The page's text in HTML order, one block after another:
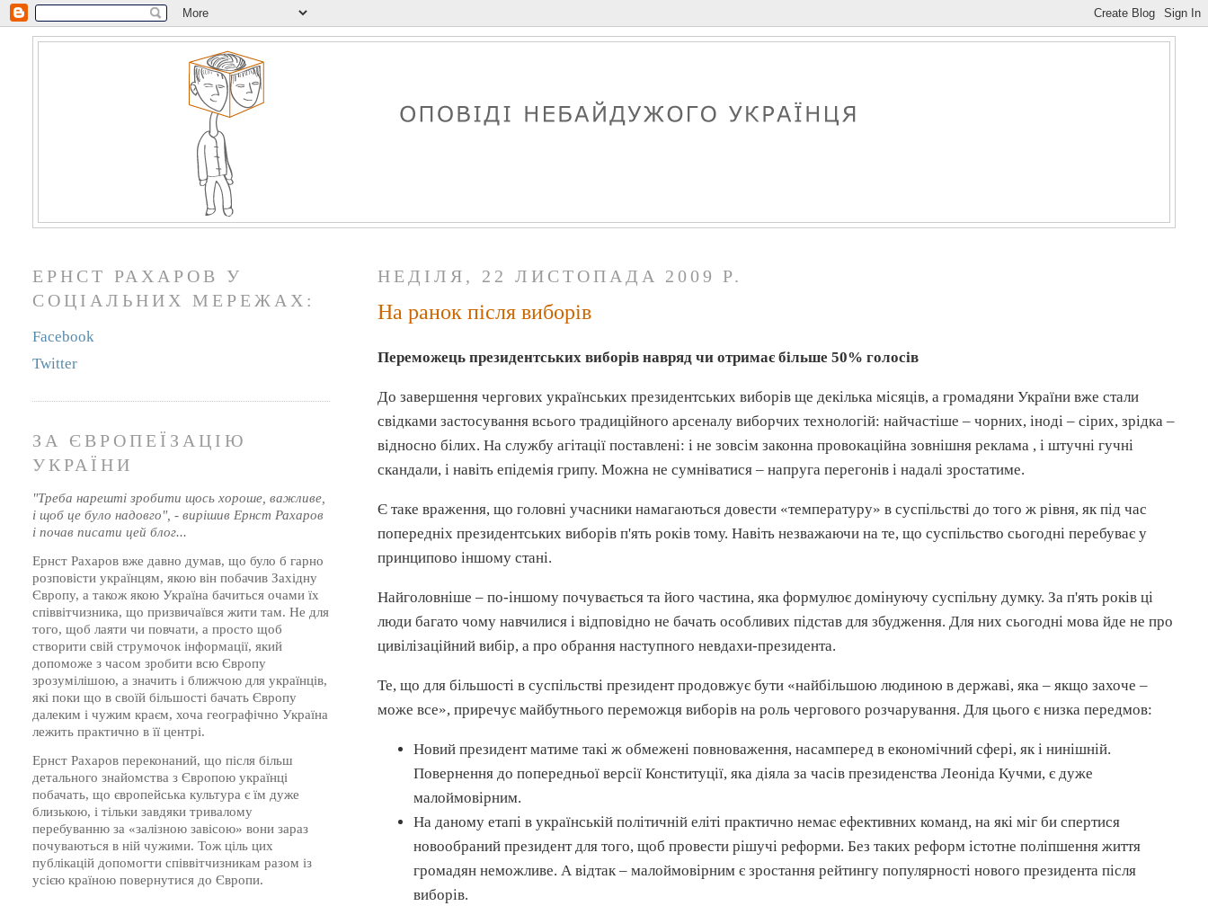
НЕДІЛЯ, 22 ЛИСТОПАДА 2009 Р.
На ранок після виборів
Переможець президентських виборів навряд чи отримає більше 50% голосів
До завершення чергових українських президентських виборів ще декілька місяців, а громадяни України вже стали
свідками застосування всього традиційного арсеналу виборчих технологій: найчастіше – чорних, іноді – сірих, зрідка –
відносно білих. На службу агітації поставлені: і не зовсім законна провокаційна зовнішня реклама , і штучні гучні
скандали, і навіть епідемія грипу. Можна не сумніватися – напруга перегонів і надалі зростатиме.
Є таке враження, що головні учасники намагаються довести «температуру» в суспільстві до того ж рівня, як під час
попередніх президентських виборів п'ять років тому. Навіть незважаючи на те, що суспільство сьогодні перебуває у
принципово іншому стані.
Найголовніше – по-іншому почувається та його частина, яка формулює домінуючу суспільну думку. За п'ять років ці
люди багато чому навчилися і відповідно не бачать особливих підстав для збудження. Для них сьогодні мова йде не про
цивілізаційний вибір, а про обрання наступного невдахи-президента.
Те, що для більшості в суспільстві президент продовжує бути «найбільшою людиною в державі, яка – якщо захоче –
може все», приречує майбутнього переможця виборів на роль чергового розчарування. Для цього є низка передмов:
Новий президент матиме такі ж обмежені повноваження, насамперед в економічний сфері, як і нинішній.
Повернення до попередньої версії Конституції, яка діяла за часів президенства Леоніда Кучми, є дуже
малоймовірним.
На даному етапі в українській політичній еліті практично немає ефективних команд, на які міг би спертися
новообраний президент для того, щоб провести рішучі реформи. Без таких реформ істотне поліпшення життя
громадян неможливе. А відтак – малоймовірним є зростання рейтингу популярності нового президента після
виборів.
ЕРНСТ РАХАРОВ У
СОЦІАЛЬНИХ МЕРЕЖАХ:
Facebook
Twitter
ЗА ЄВРОПЕЇЗАЦІЮ
УКРАЇНИ
"Треба нарешті зробити щось хороше, важливе,
і щоб це було надовго", - вирішив Ернст Рахаров
і почав писати цей блог...
Ернст Рахаров вже давно думав, що було б гарно
розповісти українцям, якою він побачив Західну
Європу, а також якою Україна бачиться очами їх
співвітчизника, що призвичаївся жити там. Не для
того, щоб лаяти чи повчати, а просто щоб
створити свій струмочок інформації, який
допоможе з часом зробити всю Європу
зрозумілішою, а значить і ближчою для українців,
які поки що в своїй більшості бачать Європу
далеким і чужим краєм, хоча географічно Україна
лежить практично в її центрі.
Ернст Рахаров переконаний, що після більш
детального знайомства з Європою українці
побачать, що європейська культура є їм дуже
близькою, і тільки завдяки тривалому
перебуванню за «залізною завісою» вони зараз
почуваються в ній чужими. Тож ціль цих
публікацій допомогти співвітчизникам разом із
усією країною повернутися до Європи.